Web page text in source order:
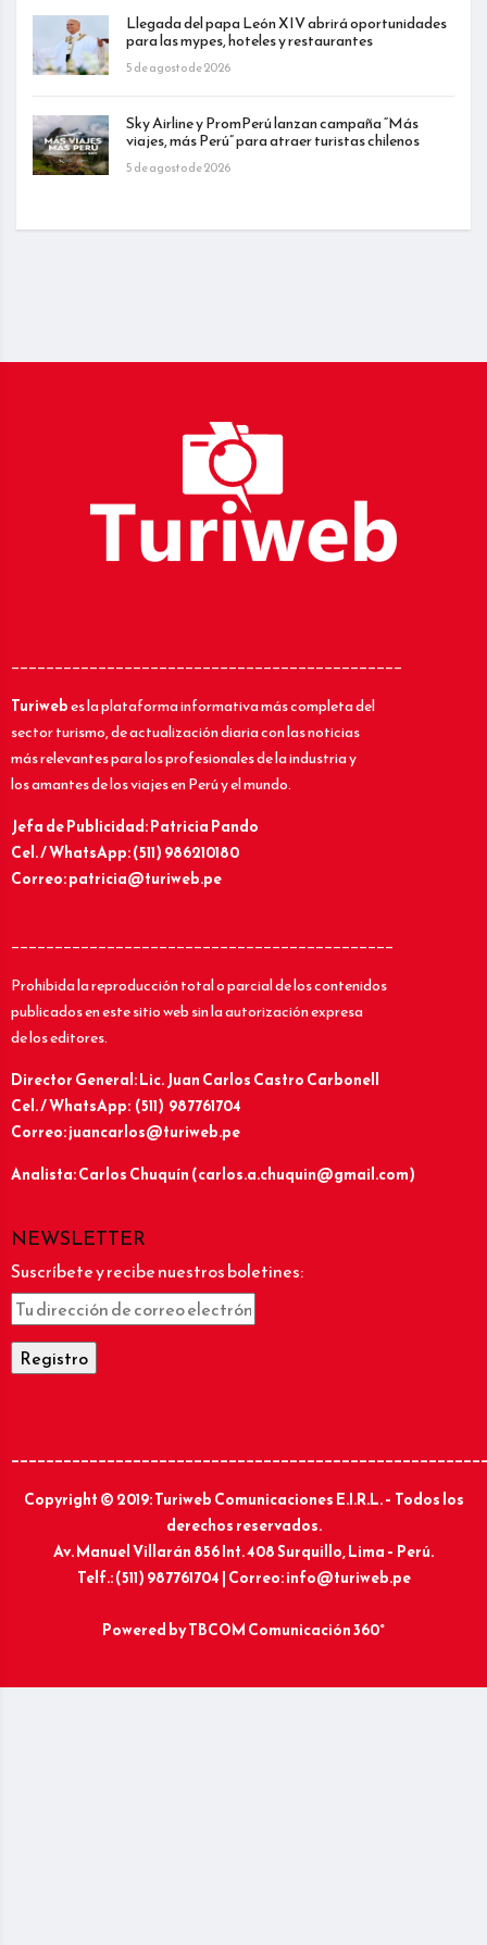
Llegada del papa León XIV abrirá oportunidades
para las mypes, hoteles y restaurantes
5 de agosto de 2026
Sky Airline y PromPerú lanzan campaña “Más
viajes, más Perú” para atraer turistas chilenos
5 de agosto de 2026
_____________________________________________
Turiwebes la plataforma informativa más completa del
sector turismo, de actualización diaria con las noticias
más relevantes para los profesionales de la industria y
los amantes de los viajes en Perú y el mundo.
Jefa de Publicidad: Patricia Pando
Cel. / WhatsApp: (511) 986210180
Correo: patricia@turiweb.pe
____________________________________________
Prohibida la reproducción total o parcial de los contenidos
publicados en este sitio web sin la autorización expresa
de los editores.
Director General: Lic.Juan Carlos Castro Carbonell
Cel. / WhatsApp: (511) 987761704
Correo: juancarlos@turiweb.pe
Analista: Carlos Chuquín (carlos.a.chuquin@gmail.com)
NEWSLETTER
Suscríbete y recibe nuestros boletines:
Copyright © 2019: Turiweb Comunicaciones E.I.R.L. – Todos los
derechos reservados.
Av. Manuel Villarán 856 Int. 408 Surquillo, Lima – Perú.
Telf.: (511) 987761704 | Correo: info@turiweb.pe
Powered byTBCOM Comunicación 360°